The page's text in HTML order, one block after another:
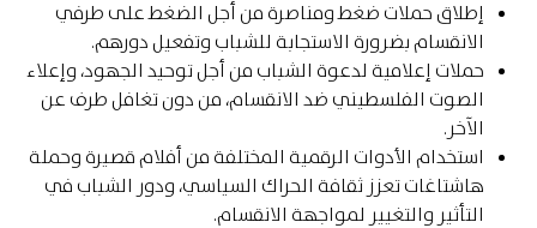
إطلاق حملات ضغط ومناصرة من أجل الضغط على طرفي
الانقسام بضرورة الاستجابة للشباب وتفعيل دورهم.
حملات إعلامية لدعوة الشباب من أجل توحيد الجهود، وإعلاء
الصوت الفلسطيني ضد الانقسام، من دون تغافل طرف عن
الآخر.
استخدام الأدوات الرقمية المختلفة من أفلام قصيرة وحملة
هاشتاغات تعزز ثقافة الحراك السياسي، ودور الشباب في
التأثير والتغيير لمواجهة الانقسام.